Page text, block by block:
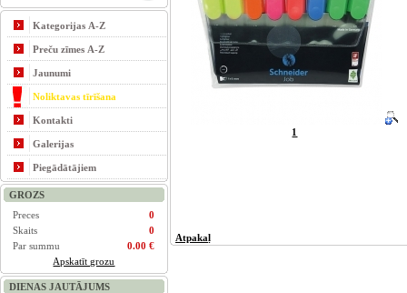
Kategorijas A-Z
Preču zīmes A-Z
Jaunumi
Noliktavas tīrīšana
Kontakti
Galerijas
Piegādātājiem
GROZS
Preces
0
Skaits
0
Par summu
0.00 €
Apskatīt grozu
DIENAS JAUTĀJUMS
1
Atpakaļ